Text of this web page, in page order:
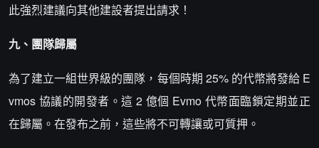
此強烈建議向其他建設者提出請求！
九、團隊歸屬
為了建立一組世界級的團隊，每個時期 25% 的代幣將發給 E
vmos 協議的開發者。這 2 億個 Evmo 代幣面臨鎖定期並正
在歸屬。在發布之前，這些將不可轉讓或可質押。